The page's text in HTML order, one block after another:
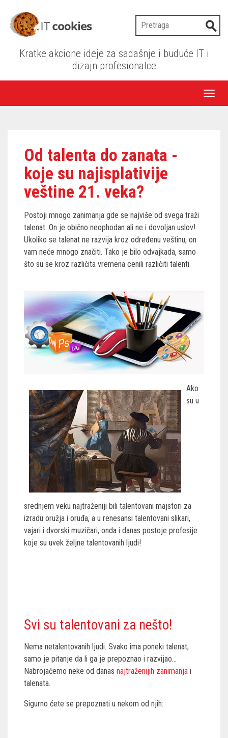
Kratke akcione ideje za sadašnje i buduće IT i
dizajn profesionalce
Od talenta do zanata -
koje su najisplativije
veštine 21. veka?
Postoji mnogo zanimanja gde se najviše od svega traži
talenat. On je obično neophodan ali ne i dovoljan uslov!
Ukoliko se talenat ne razvija kroz određenu veštinu, on
vam neće mnogo značiti. Tako je bilo odvajkada, samo
što su se kroz različita vremena cenili različiti talenti.
Ako
su u
srednjem veku najtraženiji bili talentovani majstori za
izradu oružja i oruđa, a u renesansi talentovani slikari,
vajari i dvorski muzičari, onda i danas postoje profesije
koje su uvek željne talentovanih ljudi!
Svi su talentovani za nešto!
Nema netalentovanih ljudi. Svako ima poneki talenat,
samo je pitanje da li ga je prepoznao i razvijao…
Nabrojaćemo neke od danas najtraženijih zanimanja i
talenata.
Sigurno ćete se prepoznati u nekom od njih: